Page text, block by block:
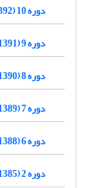
دوره 10 (1392)
دوره 9 (1391)
دوره 8 (1390)
دوره 7 (1389)
دوره 6 (1388)
دوره 2 (1385)